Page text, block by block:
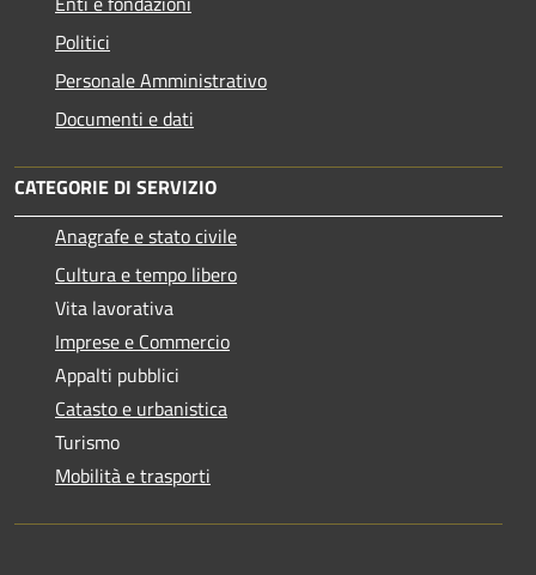
Politici
Personale Amministrativo
Documenti e dati
CATEGORIE DI SERVIZIO
Anagrafe e stato civile
Cultura e tempo libero
Vita lavorativa
Imprese e Commercio
Appalti pubblici
Catasto e urbanistica
Turismo
Mobilità e trasporti